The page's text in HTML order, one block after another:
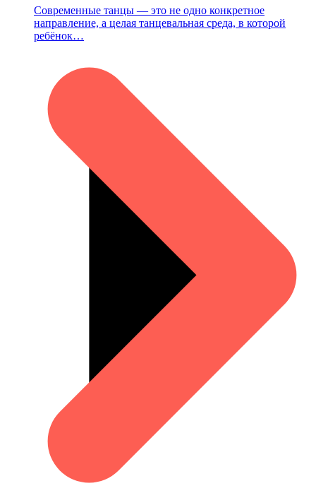
Современные танцы — это не одно конкретное
направление, а целая танцевальная среда, в которой
ребёнок…